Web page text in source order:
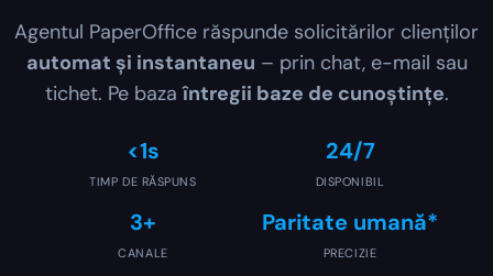
Agentul PaperOffice răspunde solicitărilor clienților
automat și instantaneu – prin chat, e-mail sau
tichet. Pe bazaîntregii baze de cunoștințe.
<1s
TIMP DE RĂSPUNS
24/7
DISPONIBIL
3+
CANALE
Paritate umană*
PRECIZIE